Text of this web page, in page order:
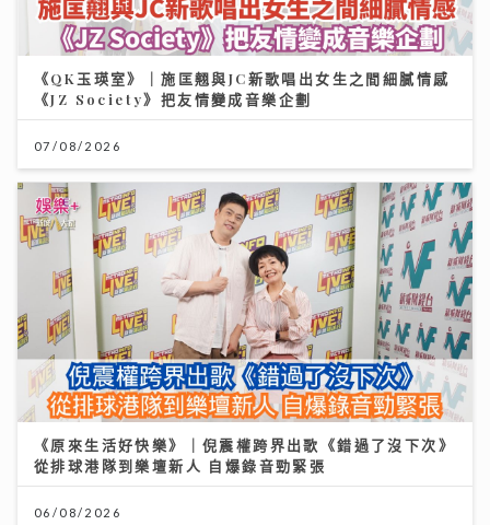
《QK玉瑛室》｜施匡翹與JC新歌唱出女生之間細膩情感
《JZ Society》把友情變成音樂企劃
07/08/2026
《原來生活好快樂》｜倪震權跨界出歌《錯過了沒下次》
從排球港隊到樂壇新人 自爆錄音勁緊張
06/08/2026